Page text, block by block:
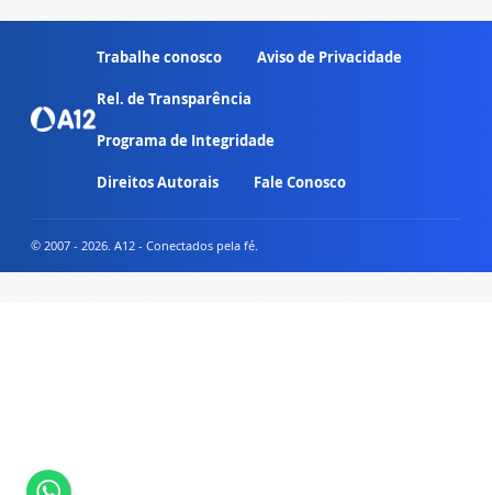
Trabalhe conosco Aviso de Privacidade
Rel. de Transparência
Programa de Integridade
Direitos Autorais Fale Conosco
© 2007 - 2026. A12 - Conectados pela fé.